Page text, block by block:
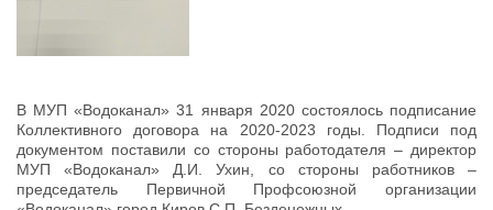
В МУП «Водоканал» 31 января 2020 состоялось подписание
Коллективного договора на 2020-2023 годы. Подписи под
документом поставили со стороны работодателя – директор
МУП «Водоканал» Д.И. Ухин, со стороны работников –
председатель Первичной Профсоюзной организации